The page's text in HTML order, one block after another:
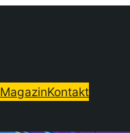
MagazinKontakt